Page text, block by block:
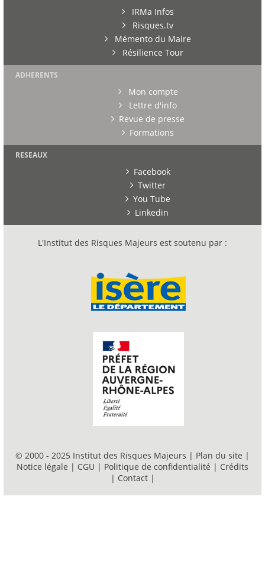
IRMa Infos
Risques.tv
Mémento du Maire
Résilience Tour
ADHERENTS
Mon compte
Lettre d'info
Revue de presse
Formations
RESEAUX
Facebook
Twitter
You Tube
Linkedin
L'Institut des Risques Majeurs est soutenu par :
© 2000 - 2025 Institut des Risques Majeurs | Plan du site |
Notice légale | CGU | Politique de confidentialité | Crédits
| Contact |